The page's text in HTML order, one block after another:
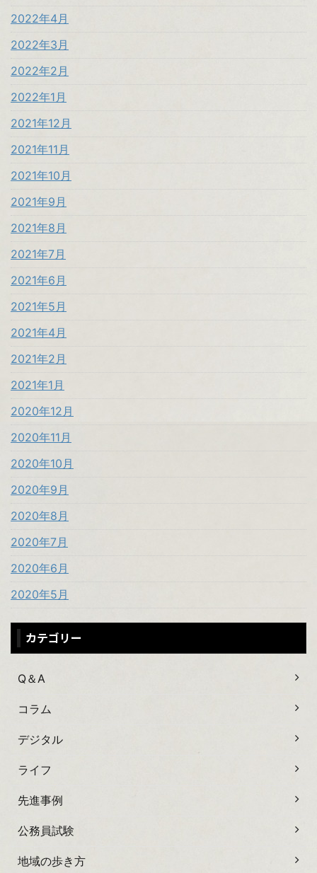
2022年4月
2022年3月
2022年2月
2022年1月
2021年12月
2021年11月
2021年10月
2021年9月
2021年8月
2021年7月
2021年6月
2021年5月
2021年4月
2021年2月
2021年1月
2020年12月
2020年11月
2020年10月
2020年9月
2020年8月
2020年7月
2020年6月
2020年5月
カテゴリー
Q＆A
コラム
デジタル
ライフ
先進事例
公務員試験
地域の歩き方